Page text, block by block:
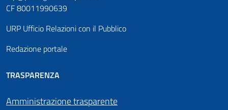
CF 80011990639
URP Ufficio Relazioni con il Pubblico
Redazione portale
TRASPARENZA
Amministrazione trasparente